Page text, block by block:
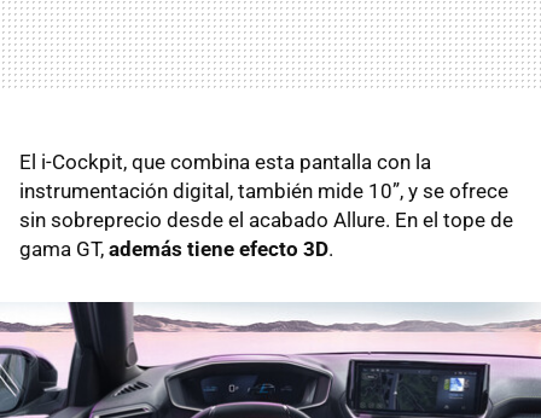
El i-Cockpit, que combina esta pantalla con la
instrumentación digital, también mide 10”, y se ofrece
sin sobreprecio desde el acabado Allure. En el tope de
gama GT, además tiene efecto 3D.